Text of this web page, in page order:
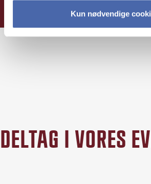
Kun nødvendige
DELTAG I VORES